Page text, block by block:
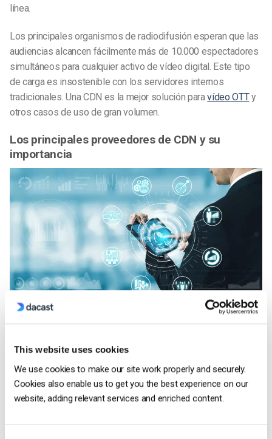
This website uses cookies
We use cookies to make our site work properly and securely.
Cookies also enable us to get you the best experience on our
website, adding relevant services and enriched content.
línea.
Los principales organismos de radiodifusión esperan que las
audiencias alcancen fácilmente más de 10.000 espectadores
simultáneos para cualquier activo de vídeo digital. Este tipo
de carga es insostenible con los servidores internos
tradicionales. Una CDN es la mejor solución paravídeo OTTy
otros casos de uso de gran volumen.
Los principales proveedores de CDN y su
importancia
Hoy en día hay una gran variedad de CDN en el mercado. Las
segmentos del mercado. Por ejemplo, algunas CDN se
centran en las imágenes y otras en el contenido estático de
los sitios web. Otras se centran en el vídeo, y otras son CDN
polivalentes.
1. Microsoft Azure